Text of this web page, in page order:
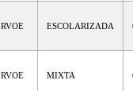
RVOE ESCOLARIZADA
RVOE MIXTA